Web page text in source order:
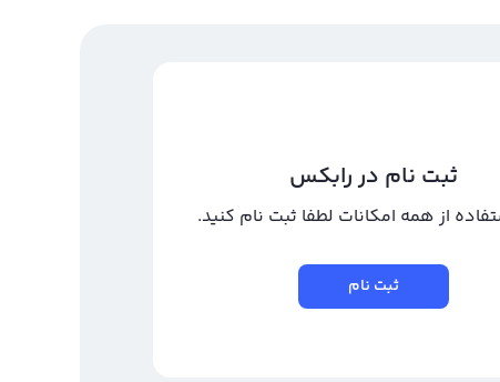
ثبت نام در رابکس
از همه امکانات لطفا ثبت نام کنید.
ثبت نام